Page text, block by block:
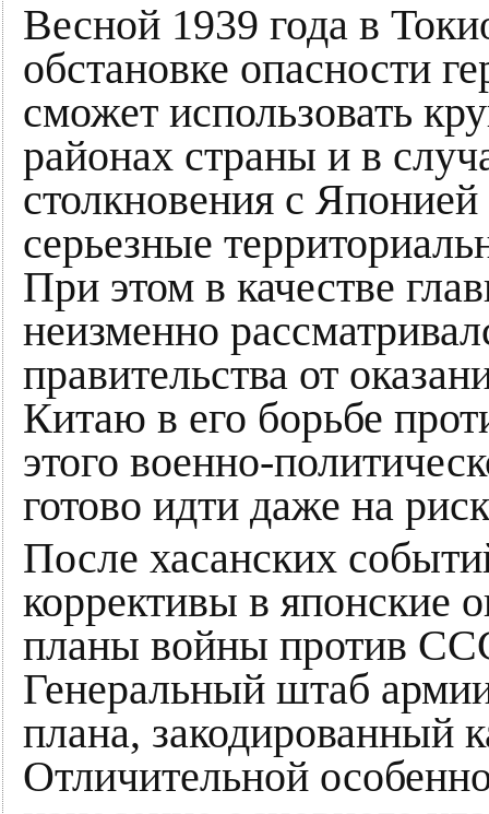
Весной 1939 года в
обстановке опасности
сможет использовать
районах страны и в
столкновения с
серьезные
При этом в качестве
неизменно
правительства от
Китаю в его борьбе
этого военно-
готово идти даже на
После хасанских
коррективы в японские
планы войны против
Генеральный штаб
плана, закодированный
Отличительной